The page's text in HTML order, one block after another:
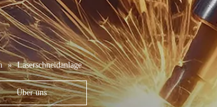
» Laserschneidanlage
Über uns